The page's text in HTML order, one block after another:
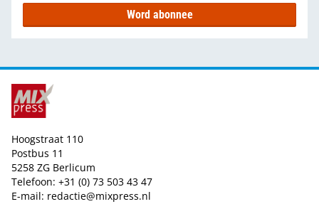
Word abonnee
Hoogstraat 110
Postbus 11
5258 ZG Berlicum
Telefoon: +31 (0) 73 503 43 47
E-mail: redactie@mixpress.nl